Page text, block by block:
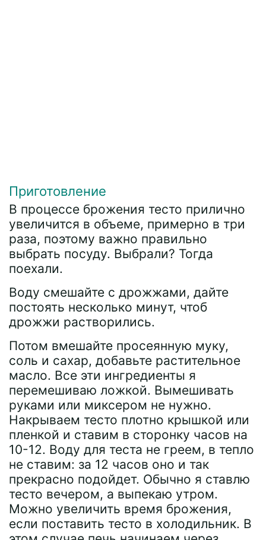
Приготовление
В процессе брожения тесто прилично
увеличится в объеме, примерно в три
раза, поэтому важно правильно
выбрать посуду. Выбрали? Тогда
поехали.
Воду смешайте с дрожжами, дайте
постоять несколько минут, чтоб
дрожжи растворились.
Потом вмешайте просеянную муку,
соль и сахар, добавьте растительное
масло. Все эти ингредиенты я
перемешиваю ложкой. Вымешивать
руками или миксером не нужно.
Накрываем тесто плотно крышкой или
пленкой и ставим в сторонку часов на
10-12. Воду для теста не греем, в тепло
не ставим: за 12 часов оно и так
прекрасно подойдет. Обычно я ставлю
тесто вечером, а выпекаю утром.
Можно увеличить время брожения,
если поставить тесто в холодильник. В